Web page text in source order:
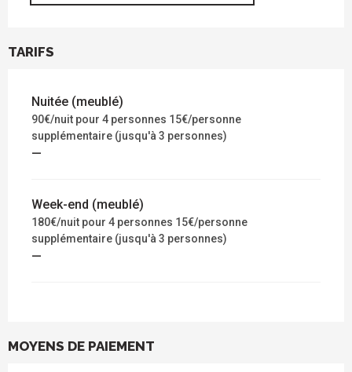
TARIFS
Nuitée (meublé)
90€/nuit pour 4 personnes 15€/personne
supplémentaire (jusqu'à 3 personnes)
—
Week-end (meublé)
180€/nuit pour 4 personnes 15€/personne
supplémentaire (jusqu'à 3 personnes)
—
MOYENS DE PAIEMENT